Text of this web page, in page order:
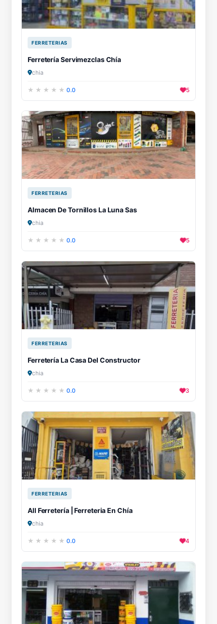
FERRETERIAS
Ferretería Servimezclas Chía
chia
0.0 5
FERRETERIAS
Almacen De Tornillos La Luna Sas
chia
0.0 5
FERRETERIAS
Ferretería La Casa Del Constructor
chia
0.0 3
FERRETERIAS
All Ferretería | Ferreteria En Chía
chia
0.0 4